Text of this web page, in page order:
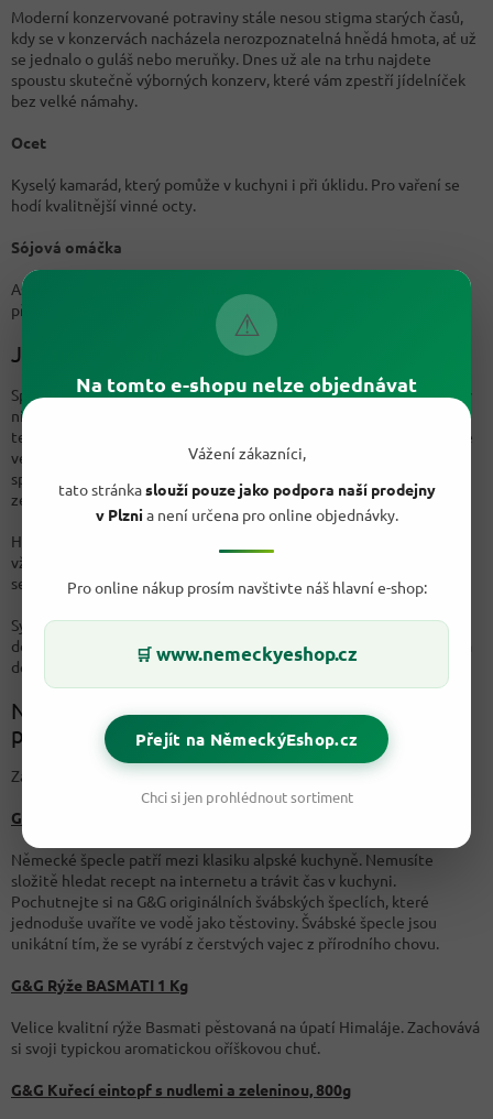
⚠
Na tomto e-shopu nelze objednávat
Vážení zákazníci,
tato stránkaslouží pouze jako podpora naší prodejny
v Plznia není určena pro online objednávky.
Pro online nákup prosím navštivte náš hlavní e-shop:
🛒 www.nemeckyeshop.cz
Přejít na NěmeckýEshop.cz
Chci si jen prohlédnout sortiment
Moderní konzervované potraviny stále nesou stigma starých časů,
kdy se v konzervách nacházela nerozpoznatelná hnědá hmota, ať už
se jednalo o guláš nebo meruňky. Dnes už ale na trhu najdete
spoustu skutečně výborných konzerv, které vám zpestří jídelníček
bez velké námahy.
Ocet
Kyselý kamarád, který pomůže v kuchyni i při úklidu. Pro vaření se
hodí kvalitnější vinné octy.
Sójová omáčka
Asijské dochucovadlo, které máme rádi i u nás a dokážeme s ním
přidat výraznou masitou chuť každému jídlu.
Jak spíž správně uspořádat?
Spižírna především musí být co nejdále od zdrojů tepla. Potraviny v
ní vydrží po velmi dlouhou dobu, pokud v ní zajistíte průměrnou
teplotu kolem 10 stupňů Celsia. Platí, že čím blíže k podlaze, tím je
ve spíži chladněji. Proto skladujte potraviny s nejkratší dobou
spotřeby na zemi nebo v nejnižších policích (mluvíme zejména o
zelenině a trvanlivém mléku).
Horizontálně uspořádejte spíž tak, aby nejnovější potraviny byly
vždy v zadní části police a ty starší, které je nutné spotřebovat na
sebe upozorňovaly vepředu.
Sypké potraviny jako mouku či rýži ideálně přesypte do skleněné
dózy, kde k nim nebudou mít přístup bakterie či hmyz ze vzduchu a
déle vám vydrží.
Naplňte si spižírnu kvalitními trvanlivými
potravinami z Německa
Zásoby do spíže si můžete nakoupit v našem e-shopu:
G&G ŠPECLE originální švábské 500g
Německé špecle patří mezi klasiku alpské kuchyně. Nemusíte
složitě hledat recept na internetu a trávit čas v kuchyni.
Pochutnejte si na G&G originálních švábských špeclích, které
jednoduše uvaříte ve vodě jako těstoviny. Švábské špecle jsou
unikátní tím, že se vyrábí z čerstvých vajec z přírodního chovu.
G&G Rýže BASMATI 1 Kg
Velice kvalitní rýže Basmati pěstovaná na úpatí Himaláje. Zachovává
si svoji typickou aromatickou oříškovou chuť.
G&G Kuřecí eintopf s nudlemi a zeleninou, 800g